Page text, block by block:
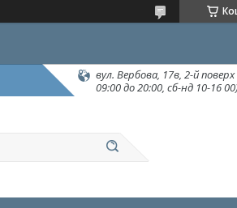
вул. Вербова, 17в, 2-й
09:00 до 20:00, сб-нд 10-16